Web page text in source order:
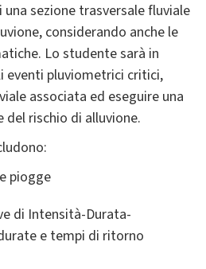
sezione trasversale fluviale
considerando anche le
Lo studente sarà in
eventi pluviometrici critici,
associata ed eseguire una
rischio di alluvione.
piogge
di Intensità-Durata-
e tempi di ritorno